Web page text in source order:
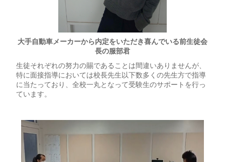
大手自動車メーカーから内定をいただき喜んでいる前生徒会
長の服部君
生徒それぞれの努力の賜であることは間違いありませんが、
特に面接指導においては校長先生以下数多くの先生方で指導
に当たっており、全校一丸となって受験生のサポートを行っ
ています。